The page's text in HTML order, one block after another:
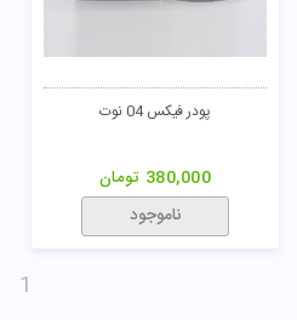
پودر فیکس 04 نوت
380,000 تومان
ناموجود
1